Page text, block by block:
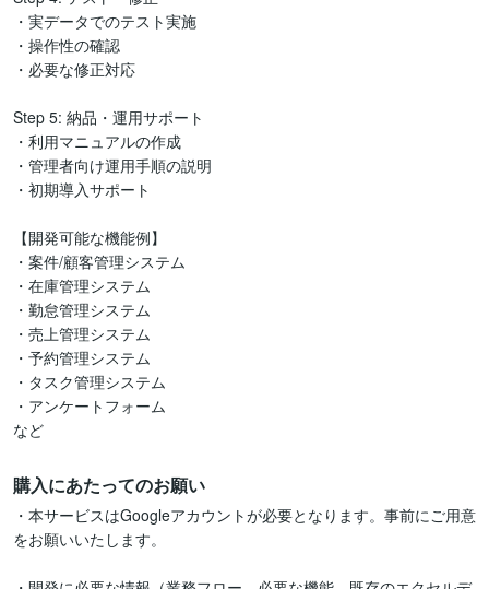
・実データでのテスト実施
・操作性の確認
・必要な修正対応
Step 5: 納品・運用サポート
・利用マニュアルの作成
・管理者向け運用手順の説明
・初期導入サポート
【開発可能な機能例】
・案件/顧客管理システム
・在庫管理システム
・勤怠管理システム
・売上管理システム
・予約管理システム
・タスク管理システム
・アンケートフォーム
購入にあたってのお願い
・本サービスはGoogleアカウントが必要となります。事前にご用意
をお願いいたします。